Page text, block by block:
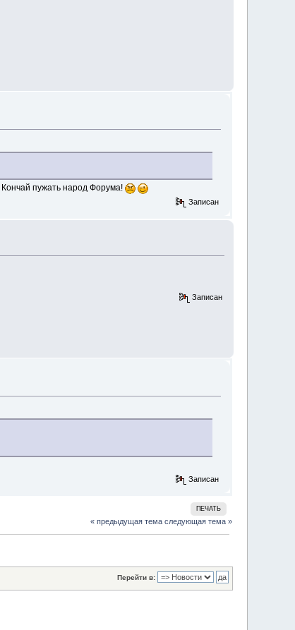
пужать народ Форума!
Записан
Записан
Записан
ПЕЧАТЬ
« предыдущая тема следующая тема »
Перейти в: